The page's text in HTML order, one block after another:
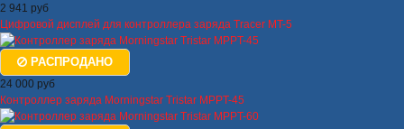
2 941 руб
Цифровой дисплей для контроллера заряда Tracer MT-5
РАСПРОДАНО
24 000 руб
Контроллер заряда Morningstar Tristar MPPT-45